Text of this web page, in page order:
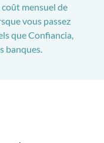
coût mensuel de
vous passez
que Confiancia,
banques.